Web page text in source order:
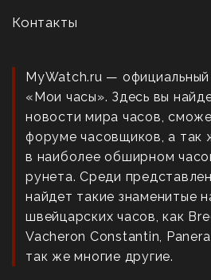
Контакты
MyWatch.ru —
«Мои часы». Здесь вы
новости мира часов,
форуме часовщиков, а так
в наиболее обширном
рунета. Среди
найдет такие знаменитые
швейцарских часов, как
Vacheron Constantin,
так же многие другие.